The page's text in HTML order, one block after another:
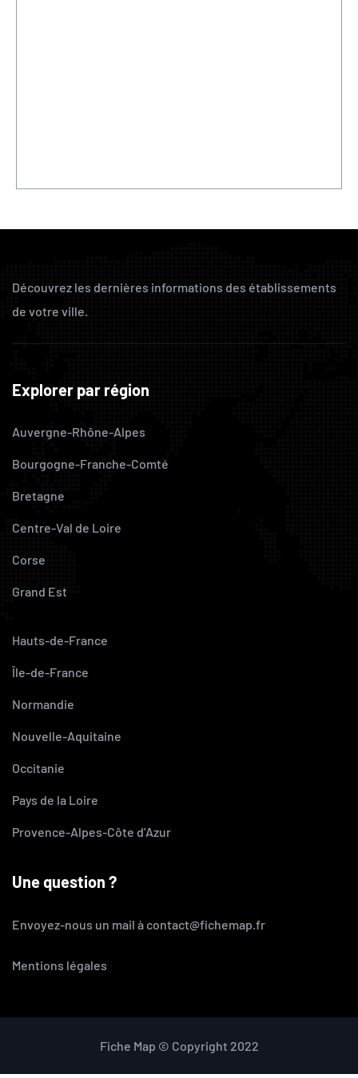
Découvrez les dernières informations des établissements
de votre ville.
Explorer par région
Auvergne-Rhône-Alpes
Bourgogne-Franche-Comté
Bretagne
Centre-Val de Loire
Corse
Grand Est
Hauts-de-France
Île-de-France
Normandie
Nouvelle-Aquitaine
Occitanie
Pays de la Loire
Provence-Alpes-Côte d’Azur
Une question ?
Envoyez-nous un mail à contact@fichemap.fr
Mentions légales
Fiche Map © Copyright 2022